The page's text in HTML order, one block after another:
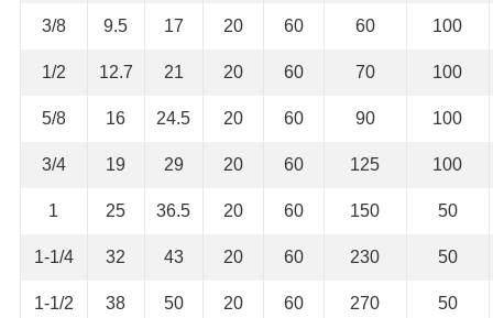
3/8 9.5 17 20 60 60 100
1/2 12.7 21 20 60 70 100
5/8 16 24.5 20 60 90 100
3/4 19 29 20 60 125 100
1 25 36.5 20 60 150 50
1-1/4 32 43 20 60 230 50
1-1/2 38 50 20 60 270 50